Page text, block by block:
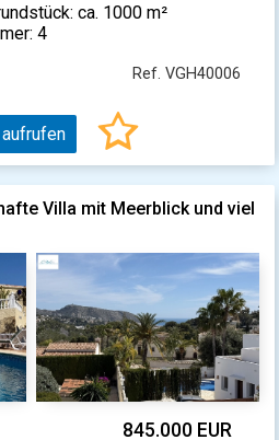
ca. 1000 m²
4
Ref. VGH40006
Villa mit Meerblick und viel
845.000 EUR